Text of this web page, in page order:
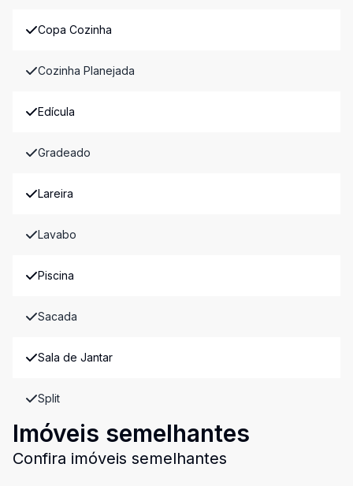
Copa Cozinha
Cozinha Planejada
Edícula
Gradeado
Lareira
Lavabo
Piscina
Sacada
Sala de Jantar
Split
Imóveis semelhantes
Confira imóveis semelhantes